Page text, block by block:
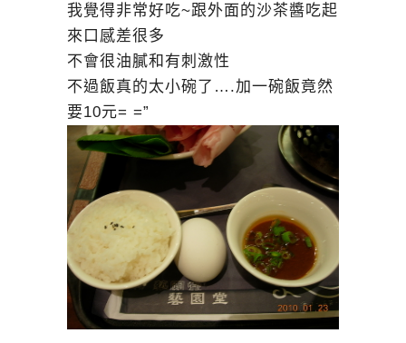
我覺得非常好吃~跟外面的沙茶醬吃起
來口感差很多
不會很油膩和有刺激性
不過飯真的太小碗了….加一碗飯竟然
要10元= =”